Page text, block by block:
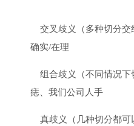
交叉歧义（多种切分交
确实/在理
组合歧义（不同情况下
痣、我们公司人手
真歧义（几种切分都可